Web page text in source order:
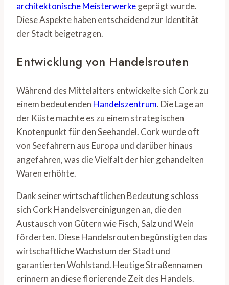
architektonische Meisterwerkegeprägt wurde.
Diese Aspekte haben entscheidend zur Identität
der Stadt beigetragen.
Entwicklung von Handelsrouten
Während des Mittelalters entwickelte sich Cork zu
einem bedeutenden Handelszentrum. Die Lage an
der Küste machte es zu einem strategischen
Knotenpunkt für den Seehandel. Cork wurde oft
von Seefahrern aus Europa und darüber hinaus
angefahren, was die Vielfalt der hier gehandelten
Waren erhöhte.
Dank seiner wirtschaftlichen Bedeutung schloss
sich Cork Handelsvereinigungen an, die den
Austausch von Gütern wie Fisch, Salz und Wein
förderten. Diese Handelsrouten begünstigten das
wirtschaftliche Wachstum der Stadt und
garantierten Wohlstand. Heutige Straßennamen
erinnern an diese florierende Zeit des Handels.